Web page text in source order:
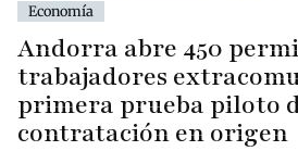
Economía
Andorra abre 450
trabajadores
primera prueba piloto
contratación en origen